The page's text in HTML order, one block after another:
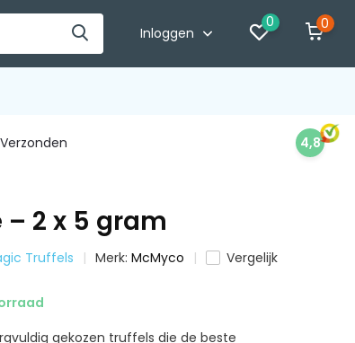
Inloggen
0 0
4,8
2 x 5 gram
Truffels Merk:McMyco Vergelijk
gekozen truffels die de beste